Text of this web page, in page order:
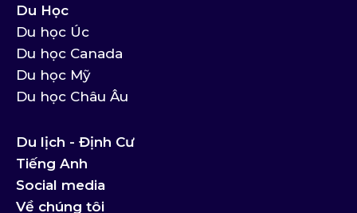
Du Học
Du học Úc
Du học Canada
Du học Mỹ
Du học Châu Âu
Du lịch - Định Cư
Tiếng Anh
Social media
Về chúng tôi